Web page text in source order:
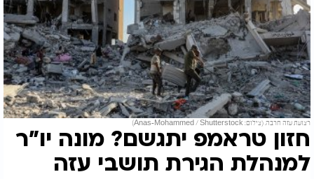
רצועת עזה חרבה. (צילום: Anas-Mohammed / Shutterstock)
חזון טראמפ יתגשם? מונה יו"ר
למנהלת הגירת תושבי עזה